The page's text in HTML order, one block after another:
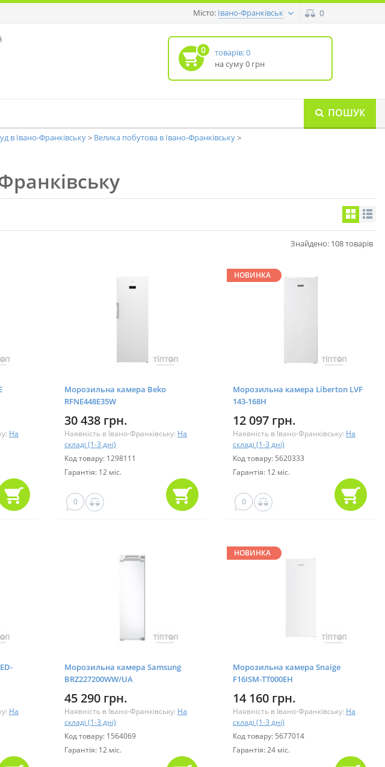
Місто: Івано-Франківськ 0
0
товарів: 0
на суму 0 грн
ПОШУК
в Івано-Франківську
Велика побутова в Івано-Франківську
Знайдено: 108 товарів
На
Морозильна камера Beko
RFNE448E35W
30 438 грн.
Наявність в Івано-Франківську: На
складі (1-3 дні)
Код товару: 1298111
Гарантія: 12 міс.
0
НОВИНКА
Морозильна камера Liberton LVF
143-168Н
12 097 грн.
Наявність в Івано-Франківську: На
складі (1-3 дні)
Код товару: 5620333
Гарантія: 12 міс.
0
На
Морозильна камера Samsung
BRZ227200WW/UA
45 290 грн.
Наявність в Івано-Франківську: На
складі (1-3 дні)
Код товару: 1564069
Гарантія: 12 міс.
НОВИНКА
Морозильна камера Snaige
F16ISM-TT000EH
14 160 грн.
Наявність в Івано-Франківську: На
складі (1-3 дні)
Код товару: 5677014
Гарантія: 24 міс.